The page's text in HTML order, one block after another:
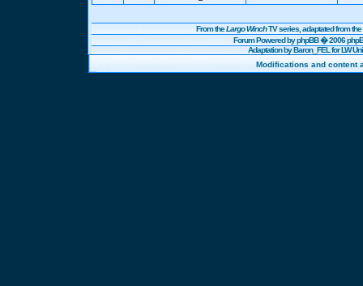
From theLargo WinchTV series, adaptated from
Forum Powered byphpBB� 2006
Adaptation by Baron_FEL for LW
Modifications and content